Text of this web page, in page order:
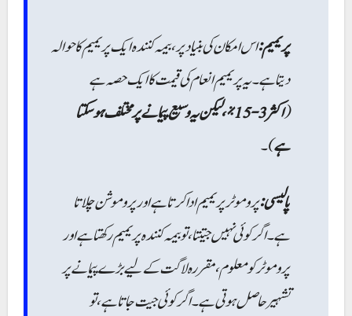
پریمیم:اس امکان کی بنیاد پر، بیمہ کنندہ ایک پریمیم کا حوالہ
دیتا ہے۔ یہ پریمیم انعام کی قیمت کا ایک حصہ ہے
(
اکثر 3-15%، لیکن یہ وسیع پیمانے پر مختلف ہو سکتا
ہے)۔
پالیسی:پروموٹر پریمیم ادا کرتا ہے اور پروموشن چلاتا
ہے۔ اگر کوئی نہیں جیتتا، تو بیمہ کنندہ پریمیم رکھتا ہے اور
پروموٹر کو معلوم، مقررہ لاگت کے لیے بڑے پیمانے پر
تشہیر حاصل ہوتی ہے۔ اگر کوئی جیت جاتا ہے، تو